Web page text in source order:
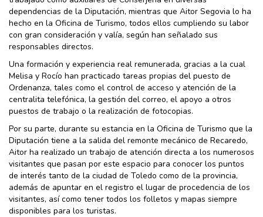
dependencias de la Diputación, mientras que Aitor Segovia lo ha
hecho en la Oficina de Turismo, todos ellos cumpliendo su labor
con gran consideración y valía, según han señalado sus
responsables directos.
Una formación y experiencia real remunerada, gracias a la cual
Melisa y Rocío han practicado tareas propias del puesto de
Ordenanza, tales como el control de acceso y atención de la
centralita telefónica, la gestión del correo, el apoyo a otros
puestos de trabajo o la realización de fotocopias.
Por su parte, durante su estancia en la Oficina de Turismo que la
Diputación tiene a la salida del remonte mecánico de Recaredo,
Aitor ha realizado un trabajo de atención directa a los numerosos
visitantes que pasan por este espacio para conocer los puntos
de interés tanto de la ciudad de Toledo como de la provincia,
además de apuntar en el registro el lugar de procedencia de los
visitantes, así como tener todos los folletos y mapas siempre
disponibles para los turistas.